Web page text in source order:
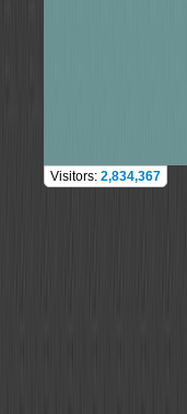
Visitors: 2,834,367